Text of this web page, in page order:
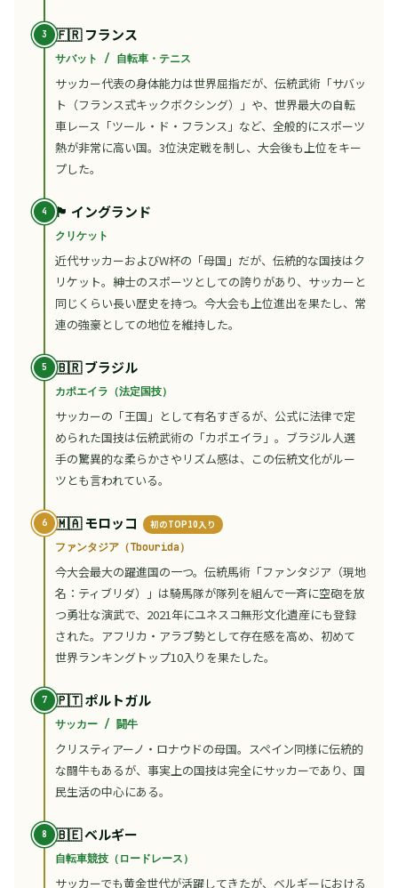
🇫🇷 フランス
サバット / 自転車・テニス
サッカー代表の身体能力は世界屈指だが、伝統武術「サバッ
ト（フランス式キックボクシング）」や、世界最大の自転
車レース「ツール・ド・フランス」など、全般的にスポーツ
熱が非常に高い国。3位決定戦を制し、大会後も上位をキー
プした。
🏴󠁧󠁢󠁥󠁮󠁧󠁿 イングランド
クリケット
近代サッカーおよびW杯の「母国」だが、伝統的な国技はク
リケット。紳士のスポーツとしての誇りがあり、サッカーと
同じくらい長い歴史を持つ。今大会も上位進出を果たし、常
連の強豪としての地位を維持した。
🇧🇷 ブラジル
カポエイラ（法定国技）
サッカーの「王国」として有名すぎるが、公式に法律で定
められた国技は伝統武術の「カポエイラ」。ブラジル人選
手の驚異的な柔らかさやリズム感は、この伝統文化がルー
ツとも言われている。
🇲🇦 モロッコ 初のTOP10入り
ファンタジア（Tbourida）
今大会最大の躍進国の一つ。伝統馬術「ファンタジア（現地
名：ティブリダ）」は騎馬隊が隊列を組んで一斉に空砲を放
つ勇壮な演武で、2021年にユネスコ無形文化遺産にも登録
された。アフリカ・アラブ勢として存在感を高め、初めて
世界ランキングトップ10入りを果たした。
🇵🇹 ポルトガル
サッカー / 闘牛
クリスティアーノ・ロナウドの母国。スペイン同様に伝統的
な闘牛もあるが、事実上の国技は完全にサッカーであり、国
民生活の中心にある。
🇧🇪 ベルギー
自転車競技（ロードレース）
サッカーでも黄金世代が活躍してきたが、ベルギーにおける